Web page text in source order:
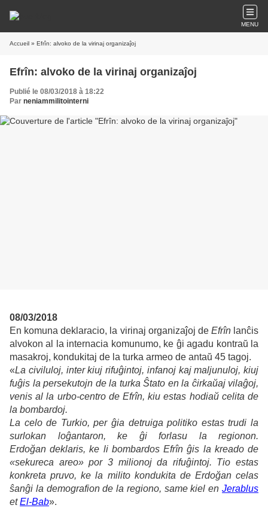
MENU
Accueil » Efrîn: alvoko de la virinaj organizaĵoj
Efrîn: alvoko de la virinaj organizaĵoj
Publié le 08/03/2018 à 18:22
Par neniammilitointerni
08/03/2018
En komuna deklaracio, la virinaj organizaĵoj de Efrînlanĉis
alvokon al la internacia komunumo, ke ĝi agadu kontraŭ la
masakroj, kondukitaj de la turka armeo de antaŭ 45 tagoj.
«La civiluloj, inter kiuj rifuĝintoj, infanoj kaj maljunuloj, kiuj
fuĝis la persekutojn de la turka Ŝtato en la ĉirkaŭaj vilaĝoj,
venis al la urbo-centro de Efrîn, kiu estas hodiaŭ celita de
la bombardoj.
La celo de Turkio, per ĝia detruiga politiko estas trudi la
surlokan loĝantaron, ke ĝi forlasu la regionon.
Erdoğan deklaris, ke li bombardos Efrîn ĝis la kreado de
«sekureca areo» por 3 milionoj da rifuĝintoj. Tio estas
konkreta pruvo, ke la milito kondukita de Erdoğan celas
ŝanĝi la demografion de la regiono, same kiel en Jerablus
etEl-Bab».